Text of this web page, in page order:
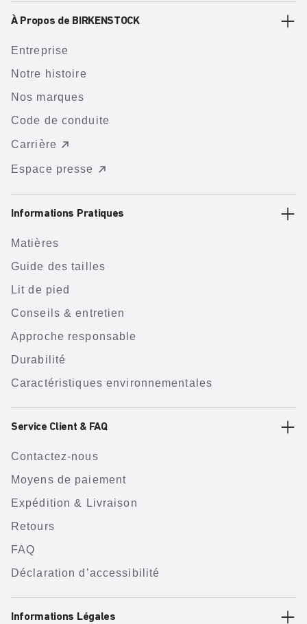
À Propos de BIRKENSTOCK
Entreprise
Notre histoire
Nos marques
Code de conduite
Carrière
Espace presse
Informations Pratiques
Matières
Guide des tailles
Lit de pied
Conseils & entretien
Approche responsable
Durabilité
Caractéristiques environnementales
Service Client & FAQ
Contactez-nous
Moyens de paiement
Expédition & Livraison
Retours
FAQ
Déclaration d’accessibilité
Informations Légales